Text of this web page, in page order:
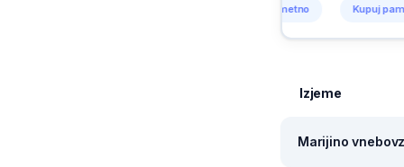
Kupuj pametno
Izjeme
Marijino